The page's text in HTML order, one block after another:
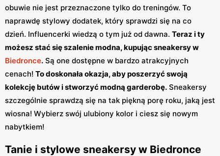
obuwie nie jest przeznaczone tylko do treningów. To
naprawdę stylowy dodatek, który sprawdzi się na co
dzień. Influencerki wiedzą o tym już od dawna. Teraz i ty
możesz stać się szalenie modna, kupując sneakersy w
Biedronce. Są one dostępne w bardzo atrakcyjnych
cenach! To doskonała okazja, aby poszerzyć swoją
kolekcję butów i stworzyć modną garderobę. Sneakersy
szczególnie sprawdzą się na tak piękną porę roku, jaką jest
wiosna! Wybierz swój ulubiony kolor i ciesz się nowym
nabytkiem!
Tanie i stylowe sneakersy w Biedronce